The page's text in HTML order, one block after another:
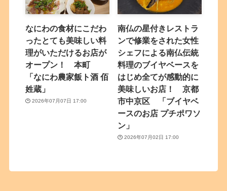
なにわの食材にこだわ
ったとても美味しい料
理がいただけるお店が
オープン！ 本町
「なにわ農家飯ト酒 佰
姓蔵」
2026年07月07日 17:00
南仏の星付きレストラ
ンで修業をされた女性
シェフによる南仏伝統
料理のブイヤベースを
はじめ全てが感動的に
美味しいお店！ 京都
市中京区 「ブイヤベ
ースのお店 プチポワソ
ン」
2026年07月02日 17:00